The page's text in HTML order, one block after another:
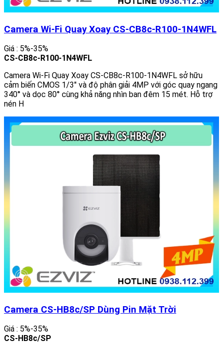
Camera Wi-Fi Quay Xoay CS-CB8c-R100-1N4WFL
Giá : 5%-35%
CS-CB8c-R100-1N4WFL
Camera Wi-Fi Quay Xoay CS-CB8c-R100-1N4WFL sở hữu
cảm biến CMOS 1/3" và độ phân giải 4MP với góc quay ngang
340° và dọc 80° cùng khả năng nhìn ban đêm 15 mét. Hỗ trợ
nén H
Camera CS-HB8c/SP Dùng Pin Mặt Trời
Giá : 5%-35%
CS-HB8c/SP